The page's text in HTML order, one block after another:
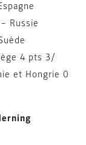
Russie
4 pts 3/
et Hongrie 0